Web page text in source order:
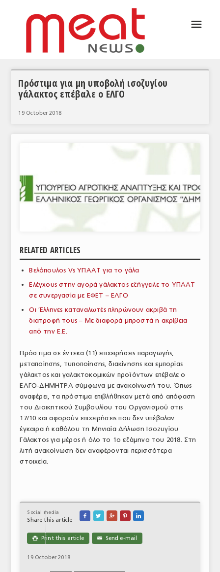
ΣΥΝΕΝΤΕΥΞΕΙΣ
ΘΕΜΑΤΑ
ΕΙΔΗΣΕΙΣ
ΕΥΡΩΠΑΪΚΕΣ ΑΠΟΦΑΣΕΙΣ
ΕΜΠΟΡΙΚΟΣ ΚΑΤΑΛΟΓΟΣ
ΠΑΡΑΓΩΓΗ & ΕΜΠΟΡΙΑ
ΣΦΑΓΕΙΑ
ΠΡΩΤΕΣ ΥΛΕΣ
ΕΞΟΠΛΙΣΜΟΣ
ΥΠΗΡΕΣΙΕΣ
ΕΜΠΟΡΙΚΟΙ ΑΝΤΙΠΡΟΣΩΠΟΙ
ΝΟΜΟΘΕΣΙΑ
ΕΥΡΩΠΑΪΚΗ ΝΟΜΟΘΕΣΙΑ
ΤΟ ΠΕΡΙΟΔΙΚΟ
ΣΥΝΕΔΡΙΟ ΚΡΕΑΤΟΣ
☰
Πρόστιμα για μη υποβολή ισοζυγίου
γάλακτος επέβαλε ο ΕΛΓΟ
19 October 2018
RELATED ARTICLES
Βελόπουλος Vs ΥΠΑΑΤ για το γάλα
Ελέγχους στην αγορά γάλακτος εξήγγειλε το ΥΠΑΑT
σε συνεργασία με ΕΦΕΤ – ΕΛΓΟ
Οι Έλληνες καταναλωτές πληρώνουν ακριβά τη
διατροφή τους – Με διαφορά μπροστά η ακρίβεια
από την Ε.Ε.
Πρόστιμα σε έντεκα (11) επιχειρήσεις παραγωγής,
μεταποίησης, τυποποίησης, διακίνησης και εμπορίας
γάλακτος και γαλακτοκομικών προϊόντων επέβαλε ο
ΕΛΓΟ-ΔΗΜΗΤΡΑ σύμφωνα με ανακοίνωσή του. Όπως
αναφέρει, τα πρόστιμα επιβλήθηκαν μετά από απόφαση
του Διοικητικού Συμβουλίου του Οργανισμού στις
17/10 και αφορούν επιχειρήσεις που δεν υπέβαλαν
έγκαιρα ή καθόλου τη Μηνιαία Δήλωση Ισοζυγίου
Γάλακτος για μέρος ή όλο το 1ο εξάμηνο του 2018. Στη
λιτή ανακοίνωση δεν αναφέρονται περισσότερα
στοιχεία.
Social media
Share this article
    
 Print this article ✉ Send e-mail
19 October 2018